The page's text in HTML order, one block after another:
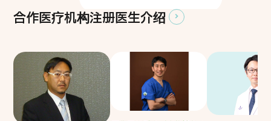
合作医疗机构注册医生介绍